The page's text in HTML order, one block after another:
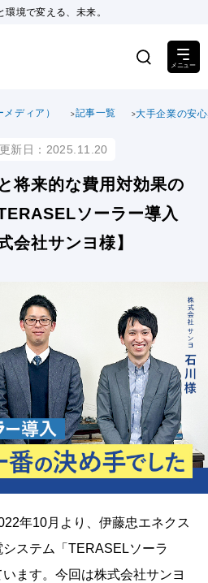
環境で変える、未来。
ディア） 記事一覧 大手企業の安
更新日：2025.11.20
将来的な費用対効果の
ソーラー導入
会社サンヨ様】
年10月より、伊藤忠エネクス
ステム「TERASELソーラ
ます。今回は株式会社サンヨ